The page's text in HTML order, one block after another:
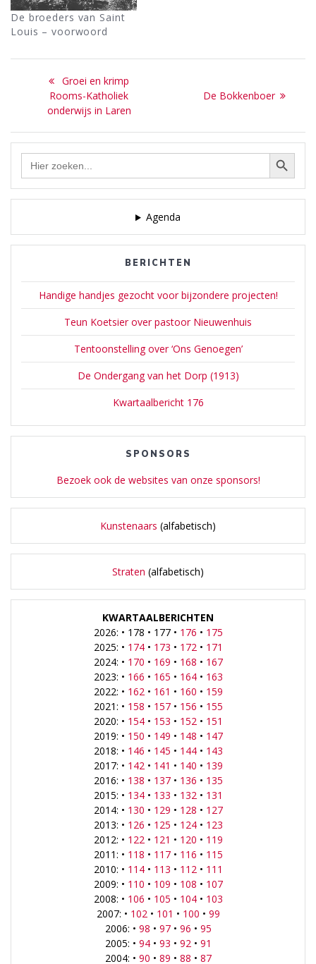
De broeders van Saint
Louis – voorwoord
Bericht
navigatie
Previous
post:
Groei en krimp
Rooms-Katholiek
onderwijs in Laren
Next
De Bokkenboer
Zoek Zoekknop
Agenda
BERICHTEN
Handige handjes gezocht voor bijzondere projecten!
Teun Koetsier over pastoor Nieuwenhuis
Tentoonstelling over ‘Ons Genoegen’
De Ondergang van het Dorp (1913)
Kwartaalbericht 176
SPONSORS
Bezoek ook de websites van onze sponsors!
Kunstenaars (alfabetisch)
Straten (alfabetisch)
KWARTAALBERICHTEN
2026: • 178 • 177 • 176 • 175
2025: • 174• 173 • 172• 171
2024: • 170 • 169 • 168 • 167
2023: • 166 • 165 • 164• 163
2022: • 162• 161 • 160 • 159
2021: • 158 • 157• 156 • 155
2020: • 154• 153 • 152• 151
2019: • 150 • 149 • 148 • 147
2018: • 146 • 145 • 144• 143
2017: • 142• 141 • 140 • 139
2016: • 138 • 137• 136 • 135
2015: • 134• 133 • 132• 131
2014: • 130 • 129 • 128 • 127
2013: • 126 • 125 • 124• 123
2012: • 122• 121 • 120 • 119
2011: • 118 • 117• 116 • 115
2010: • 114• 113 • 112• 111
2009: • 110 • 109 • 108 • 107
2008: • 106 • 105 • 104• 103
2007: • 102• 101 • 100 • 99
2006: • 98 • 97• 96 • 95
2005: • 94• 93 • 92• 91
2004: • 90 • 89 • 88 • 87